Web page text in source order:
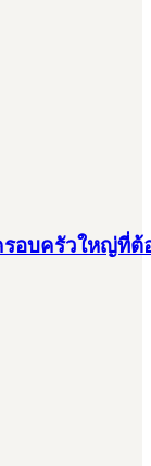
รอบครัวใหญ่ที่